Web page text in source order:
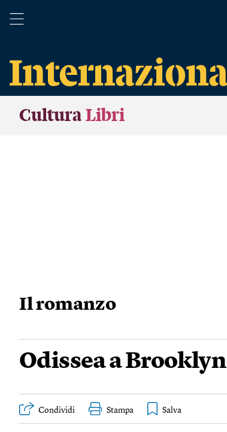
Cultura Libri
Il romanzo
Odissea a Brooklyn
Condividi Stampa